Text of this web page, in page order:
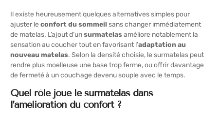
Il existe heureusement quelques alternatives simples pour
ajuster le confort du sommeilsans changer immédiatement
de matelas. L’ajout d’unsurmatelasaméliore notablement la
sensation au coucher tout en favorisant l’adaptation au
nouveau matelas. Selon la densité choisie, le surmatelas peut
rendre plus moelleuse une base trop ferme, ou offrir davantage
de fermeté à un couchage devenu souple avec le temps.
Quel rôle joue le surmatelas dans
l’amélioration du confort ?